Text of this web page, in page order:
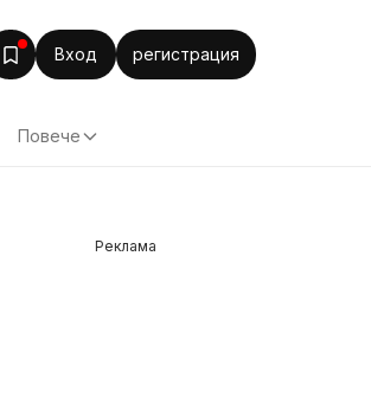
Вход регистрация
Повече
Реклама